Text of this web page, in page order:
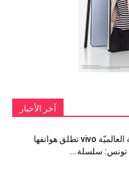
آخر الأخبار
العلامة التّكنولوجيّة العالميّة vivo تطلق هواتفها
تونس: سلسلة...